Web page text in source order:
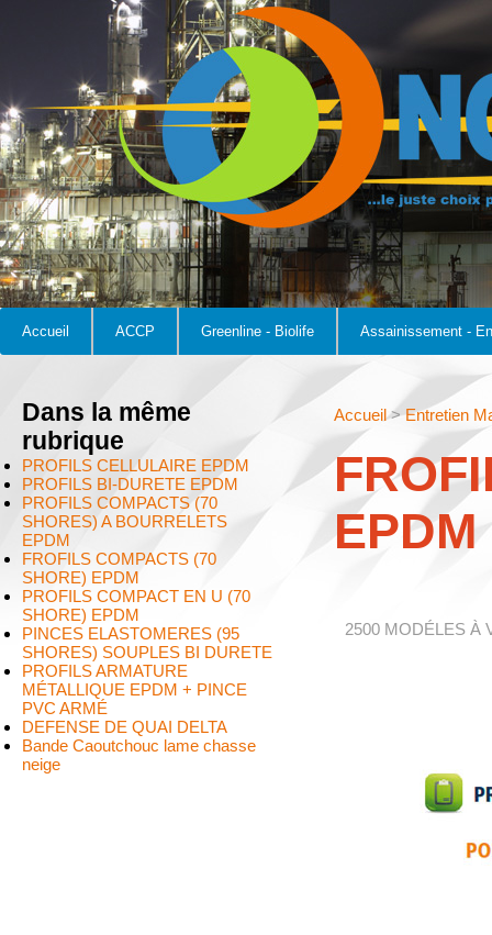
Accueil ACCP Greenline - Biolife Assainissement -
Dans la même
rubrique
PROFILS CELLULAIRE EPDM
PROFILS BI-DURETE EPDM
PROFILS COMPACTS (70
SHORES) A BOURRELETS
EPDM
FROFILS COMPACTS (70
SHORE) EPDM
PROFILS COMPACT EN U (70
SHORE) EPDM
PINCES ELASTOMERES (95
SHORES) SOUPLES BI DURETE
PROFILS ARMATURE
MÉTALLIQUE EPDM + PINCE
PVC ARMÉ
DEFENSE DE QUAI DELTA
Bande Caoutchouc lame chasse
neige
Accueil>Entretien
EPDM
2500 MODÉLES À